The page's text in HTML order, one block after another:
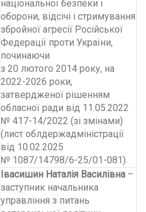
національної безпеки і
оборони, відсічі і стримування
збройної агресії Російської
Федерації проти України,
починаючи
з 20 лютого 2014 року, на
2022-2026 роки,
затвердженої рішенням
обласної ради від 11.05.2022
№ 417-14/2022 (зі змінами)
(лист облдержадміністрації
від 10.02.2025
№ 1087/14798/6-25/01-081).
Івасишин Наталія Василівна –
заступник начальника
управління з питань